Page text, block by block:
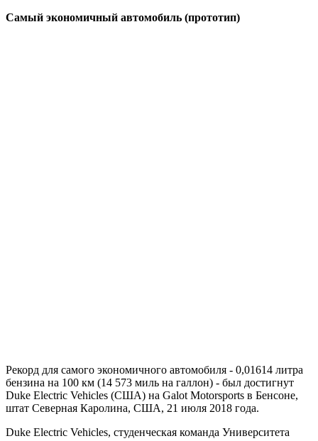
Самый экономичный автомобиль (прототип)
Рекорд для самого экономичного автомобиля - 0,01614 литра
бензина на 100 км (14 573 миль на галлон) - был достигнут
Duke Electric Vehicles (США) на Galot Motorsports в Бенсоне,
штат Северная Каролина, США, 21 июля 2018 года.
Duke Electric Vehicles, студенческая команда Университета